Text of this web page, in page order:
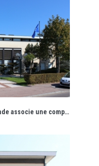
D'une très grande élégance, la façade associe une composition harmonieuse et des matériaux de qualité. La toiture est visuellement allégée par un bandeau de fenêtres.